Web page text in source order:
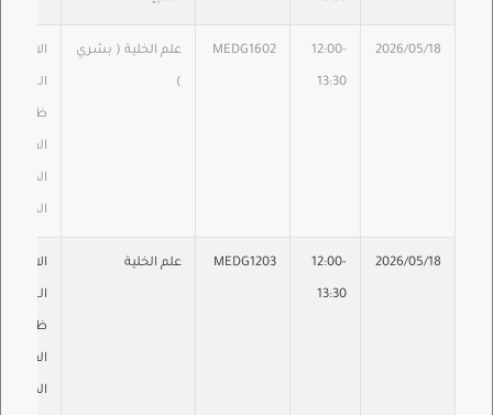
2026/05/18
12:00-
13:30
MEDG1602 علم الخلية ( بشري
)
الامتحان
ظهراً
القوائم
الكلية
2026/05/18
12:00-
13:30
MEDG1203 علم الخلية الامتحان
ظهراً
القوائم